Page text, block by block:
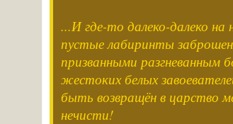
...И где-то далеко-далеко
пустые лабиринты
призванными
жестоких белых
быть возвращён в царство
нечисти!